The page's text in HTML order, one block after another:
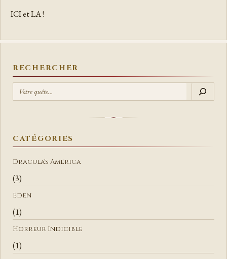
ICI et LA !
RECHERCHER
E
E
R
C
H
E
R
CATÉGORIES
Dracula's America
(3)
Eden
(1)
Horreur Indicible
(1)